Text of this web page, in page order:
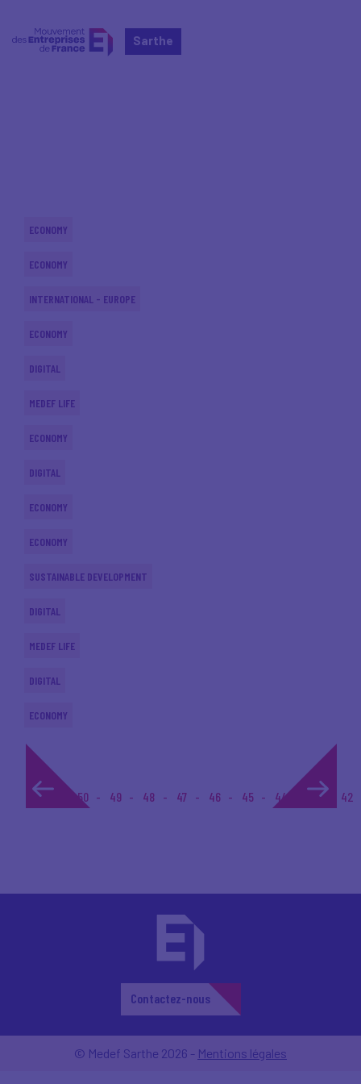
Sarthe
ECONOMY
ECONOMY
INTERNATIONAL - EUROPE
ECONOMY
DIGITAL
MEDEF LIFE
ECONOMY
DIGITAL
ECONOMY
ECONOMY
SUSTAINABLE DEVELOPMENT
DIGITAL
MEDEF LIFE
DIGITAL
ECONOMY
1... 50 49 48 47 46 45 44 43 42
Contactez-nous
© Medef Sarthe 2026 - Mentions légales